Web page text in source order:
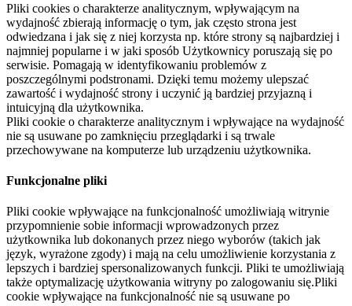
Pliki cookies o charakterze analitycznym, wpływającym na
wydajność zbierają informację o tym, jak często strona jest
odwiedzana i jak się z niej korzysta np. które strony są najbardziej i
najmniej popularne i w jaki sposób Użytkownicy poruszają się po
serwisie. Pomagają w identyfikowaniu problemów z
poszczególnymi podstronami. Dzięki temu możemy ulepszać
zawartość i wydajność strony i uczynić ją bardziej przyjazną i
intuicyjną dla użytkownika.
Pliki cookie o charakterze analitycznym i wpływające na wydajność
nie są usuwane po zamknięciu przeglądarki i są trwale
przechowywane na komputerze lub urządzeniu użytkownika.
Funkcjonalne pliki
Pliki cookie wpływające na funkcjonalność umożliwiają witrynie
przypomnienie sobie informacji wprowadzonych przez
użytkownika lub dokonanych przez niego wyborów (takich jak
język, wyrażone zgody) i mają na celu umożliwienie korzystania z
lepszych i bardziej spersonalizowanych funkcji. Pliki te umożliwiają
także optymalizację użytkowania witryny po zalogowaniu się.Pliki
cookie wpływające na funkcjonalność nie są usuwane po